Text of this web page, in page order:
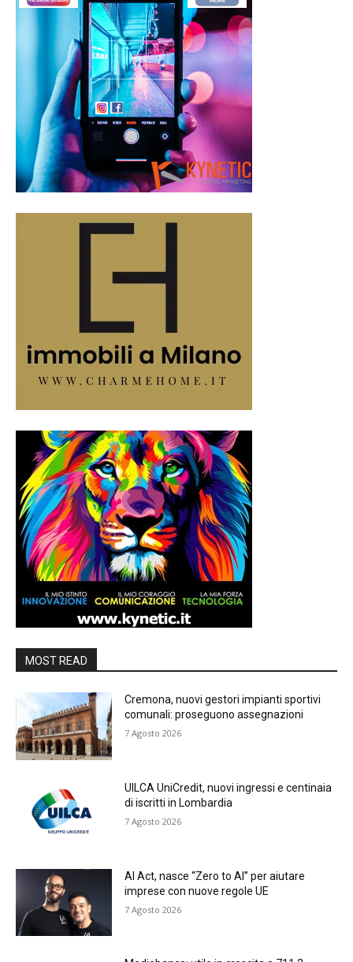
MOST READ
Cremona, nuovi gestori impianti sportivi
comunali: proseguono assegnazioni
7 Agosto 2026
UILCA UniCredit, nuovi ingressi e centinaia
di iscritti in Lombardia
7 Agosto 2026
AI Act, nasce “Zero to AI” per aiutare
imprese con nuove regole UE
7 Agosto 2026